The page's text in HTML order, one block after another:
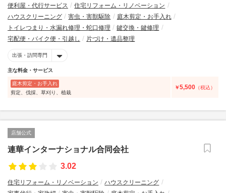
便利屋・代行サービス
住宅リフォーム・リノベーション
ハウスクリーニング
害虫・害獣駆除
庭木剪定・お手入れ
トイレつまり・水漏れ修理・蛇口修理
鍵交換・鍵修理
宅配便・バイク便・引越し
片づけ・遺品整理
出張・訪問専門
主な料金・サービス
庭木剪定・お手入れ
剪定、伐採、草刈り、植栽
￥5,500 （税込）
店舗公式
連華インターナショナル合同会社
3.02
住宅リフォーム・リノベーション
ハウスクリーニング